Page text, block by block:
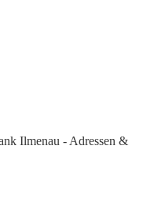
Ilmenau - Adressen &